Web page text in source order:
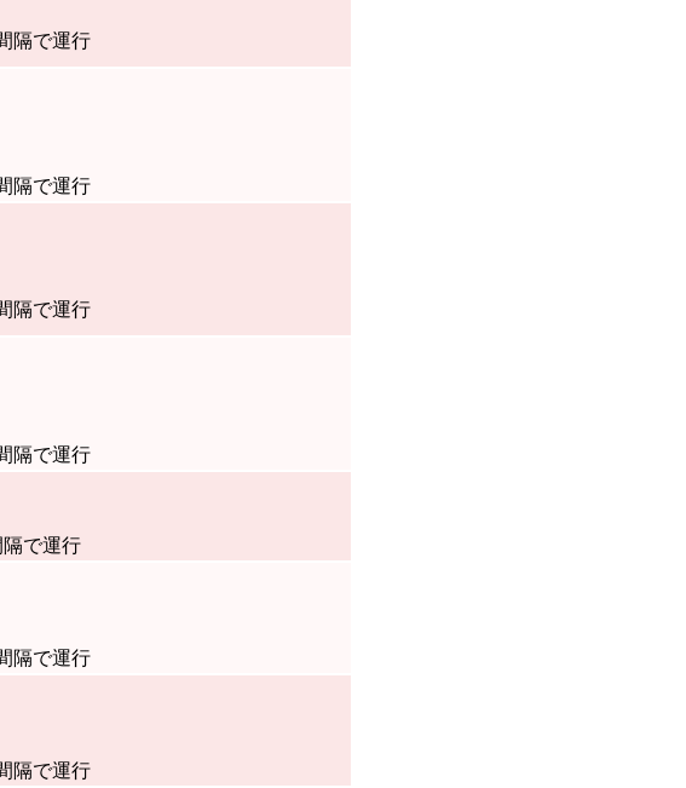
隔で運行
隔で運行
隔で運行
隔で運行
で運行
隔で運行
隔で運行